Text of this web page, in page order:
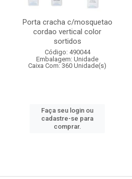
Porta cracha c/mosquetao
cordao vertical color
sortidos
Código: 490044
Embalagem: Unidade
Caixa Com: 360 Unidade(s)
Faça seu login ou
cadastre-se para
comprar.